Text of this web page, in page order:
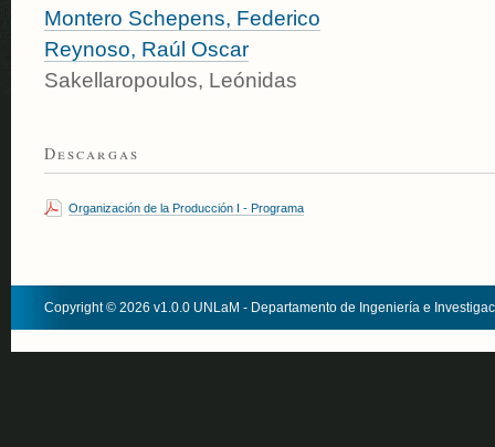
Montero Schepens, Federico
Reynoso, Raúl Oscar
Sakellaropoulos, Leónidas
Descargas
Organización de la Producción I - Programa
Copyright © 2026 v1.0.0 UNLaM - Departamento de Ingeniería e